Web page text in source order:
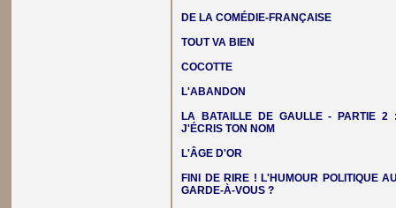
DE LA COMÉDIE-FRANÇAISE
TOUT VA BIEN
COCOTTE
L'ABANDON
LA BATAILLE DE GAULLE - PARTIE 2
J'ÉCRIS TON NOM
L'ÂGE D'OR
FINI DE RIRE ! L'HUMOUR POLITIQUE
GARDE-À-VOUS ?